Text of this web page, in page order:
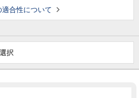
合性について
択